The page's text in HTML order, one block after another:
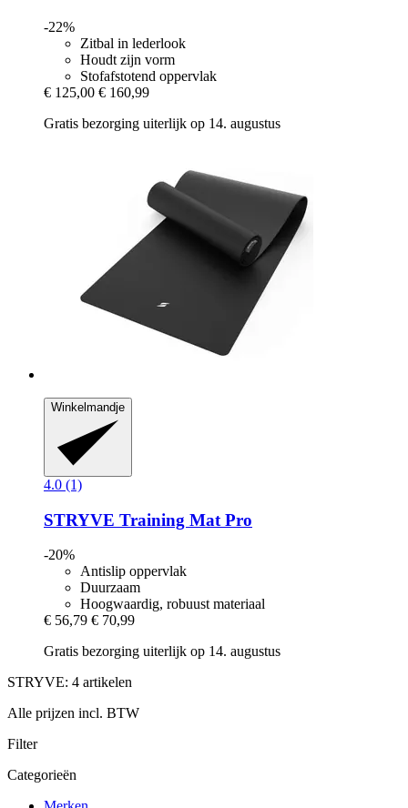
-22%
Zitbal in lederlook
Houdt zijn vorm
Stofafstotend oppervlak
€ 125,00 € 160,99
Gratis bezorging uiterlijk op 14. augustus
Winkelmandje
4.0 (1)
STRYVE Training Mat Pro
-20%
Antislip oppervlak
Duurzaam
Hoogwaardig, robuust materiaal
€ 56,79 € 70,99
Gratis bezorging uiterlijk op 14. augustus
STRYVE: 4 artikelen
Alle prijzen incl. BTW
Filter
Categorieën